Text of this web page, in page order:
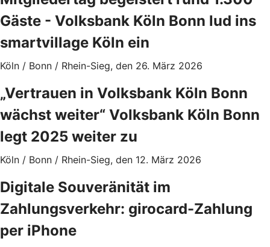
Gäste - Volksbank Köln Bonn lud ins
smartvillage Köln ein
Köln / Bonn / Rhein-Sieg, den 26. März 2026
„Vertrauen in Volksbank Köln Bonn
wächst weiter“ Volksbank Köln Bonn
legt 2025 weiter zu
Köln / Bonn / Rhein-Sieg, den 12. März 2026
Digitale Souveränität im
Zahlungsverkehr: girocard-Zahlung
per iPhone